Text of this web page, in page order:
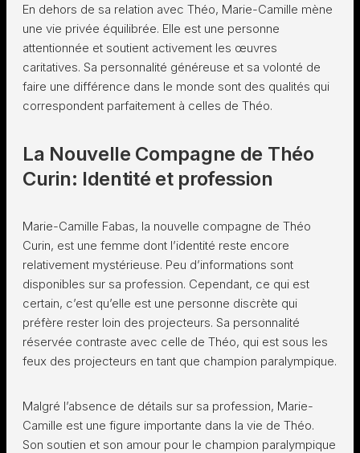
En dehors de sa relation avec Théo, Marie-Camille mène
une vie privée équilibrée. Elle est une personne
attentionnée et soutient activement les œuvres
caritatives. Sa personnalité généreuse et sa volonté de
faire une différence dans le monde sont des qualités qui
correspondent parfaitement à celles de Théo.
La Nouvelle Compagne de Théo
Curin: Identité et profession
Marie-Camille Fabas, la nouvelle compagne de Théo
Curin, est une femme dont l’identité reste encore
relativement mystérieuse. Peu d’informations sont
disponibles sur sa profession. Cependant, ce qui est
certain, c’est qu’elle est une personne discrète qui
préfère rester loin des projecteurs. Sa personnalité
réservée contraste avec celle de Théo, qui est sous les
feux des projecteurs en tant que champion paralympique.
Malgré l’absence de détails sur sa profession, Marie-
Camille est une figure importante dans la vie de Théo.
Son soutien et son amour pour le champion paralympique